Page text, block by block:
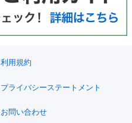
利用規約
プライバシーステートメント
お問い合わせ